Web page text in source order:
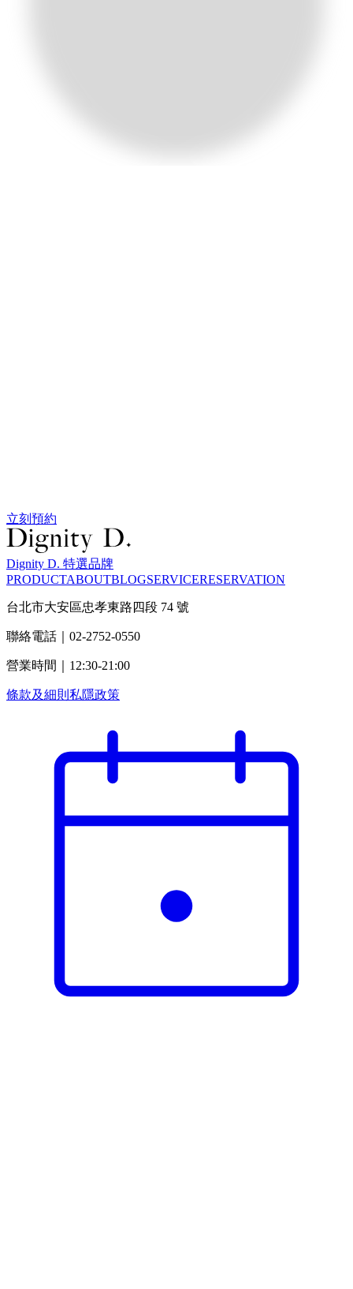
立刻預約
Dignity D. 特選品牌
PRODUCTABOUTBLOGSERVICERESERVATION
台北市大安區忠孝東路四段 74 號
聯絡電話｜02-2752-0550
營業時間｜12:30-21:00
條款及細則 私隱政策